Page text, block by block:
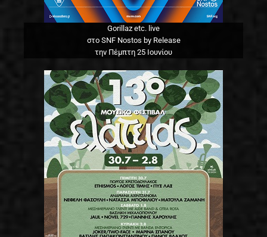
Gorillaz etc. live
στο SNF Nostos by Release
την Πέμπτη 25 Ιουνίου